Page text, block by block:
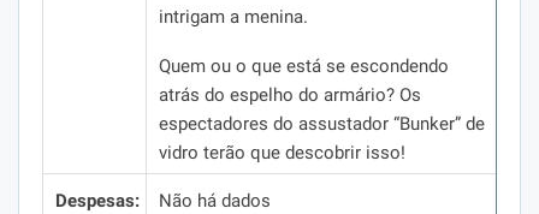
intrigam a menina.
Quem ou o que está se escondendo
atrás do espelho do armário? Os
espectadores do assustador “Bunker” de
vidro terão que descobrir isso!
Despesas: Não há dados